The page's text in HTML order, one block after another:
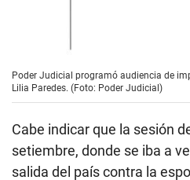
Poder Judicial programó audiencia de
Lilia Paredes. (Foto: Poder Judicial)
Cabe indicar que la sesión
setiembre, donde se iba a
salida del país contra la